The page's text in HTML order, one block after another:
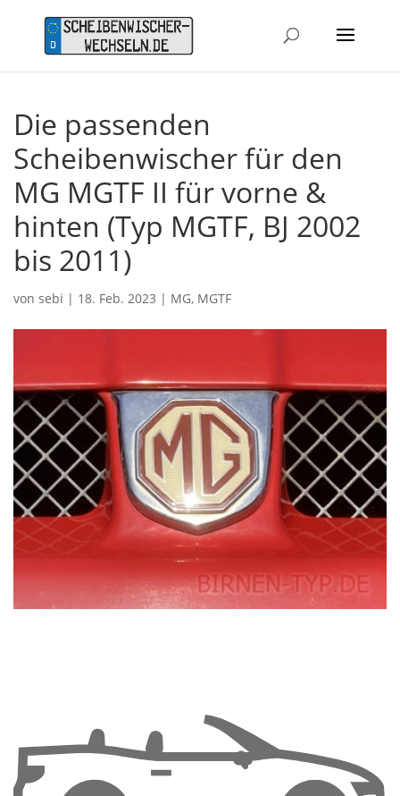
Die passenden
Scheibenwischer für den
MG MGTF II für vorne &
hinten (Typ MGTF, BJ 2002
bis 2011)
von sebi | 18. Feb. 2023 | MG, MGTF